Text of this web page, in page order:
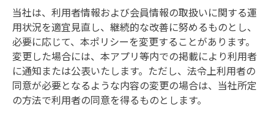
当社は、利用者情報および会員情報の取扱いに関する運
用状況を適宜見直し、継続的な改善に努めるものとし、
必要に応じて、本ポリシーを変更することがあります。
変更した場合には、本アプリ等内での掲載により利用者
に通知または公表いたします。ただし、法令上利用者の
同意が必要となるような内容の変更の場合は、当社所定
の方法で利用者の同意を得るものとします。